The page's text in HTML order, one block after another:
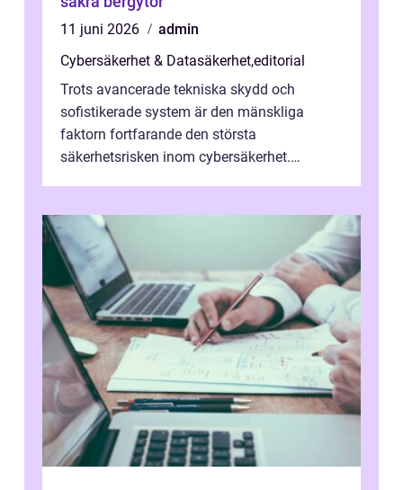
11 juni 2026
admin
Cybersäkerhet & Datasäkerhet,editorial
Trots avancerade tekniska skydd och
sofistikerade system är den mänskliga
faktorn fortfarande den största
säkerhetsrisken inom cybersäkerhet.